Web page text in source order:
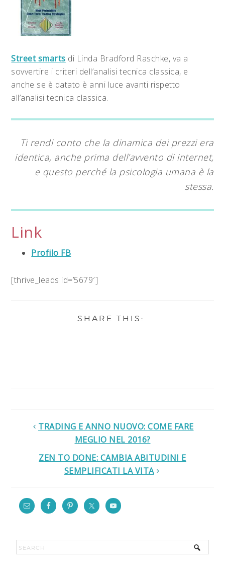
Street smarts di Linda Bradford Raschke, va a
sovvertire i criteri dell’analisi tecnica classica, e
anche se è datato è anni luce avanti rispetto
all’analisi tecnica classica.
Ti rendi conto che la dinamica dei prezzi era
identica, anche prima dell’avvento di internet,
e questo perché la psicologia umana è la
stessa.
Link
Profilo FB
[thrive_leads id=’5679′]
TRADING E ANNO NUOVO: COME FARE
MEGLIO NEL 2016?
ZEN TO DONE: CAMBIA ABITUDINI E
SEMPLIFICATI LA VITA